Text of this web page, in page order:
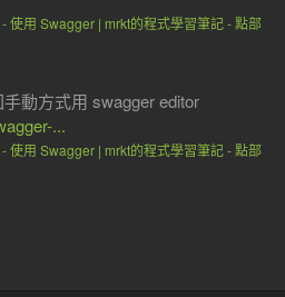
使用 Swagger | mrkt的程式學習筆記 - 點部
手動方式用 swagger editor
...
使用 Swagger | mrkt的程式學習筆記 - 點部